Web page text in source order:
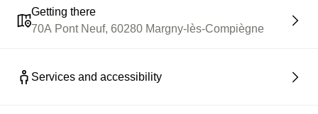
Getting there
70A Pont Neuf, 60280 Margny-lès-Compiègne
Services and accessibility